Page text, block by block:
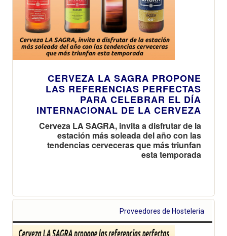
CERVEZA LA SAGRA PROPONE
LAS REFERENCIAS PERFECTAS
PARA CELEBRAR EL DÍA
INTERNACIONAL DE LA CERVEZA
Cerveza LA SAGRA, invita a disfrutar de la
estación más soleada del año con las
tendencias cerveceras que más triunfan
esta temporada
Proveedores de Hosteleria